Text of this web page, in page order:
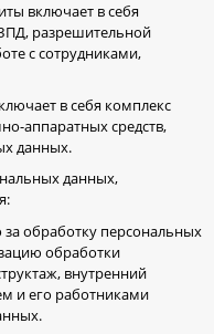
включает в себя
разрешительной
с сотрудниками,
в себя комплекс
аппаратных средств,
данных.
данных,
за обработку персональных
обработки
внутренний
и его работниками